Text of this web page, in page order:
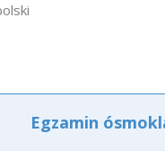
Egzamin